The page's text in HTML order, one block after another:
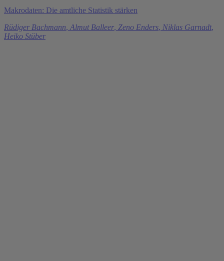
Makrodaten: Die amtliche Statistik stärken
Rüdiger Bachmann, Almut Balleer, Zeno Enders, Niklas Garnadt,
Heiko Stüber